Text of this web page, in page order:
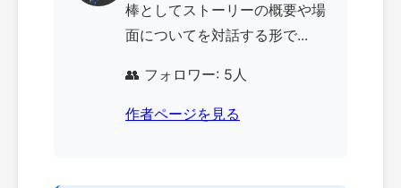
棒としてストーリーの概要や場
面についてを対話する形で...
👥 フォロワー: 5人
作者ページを見る